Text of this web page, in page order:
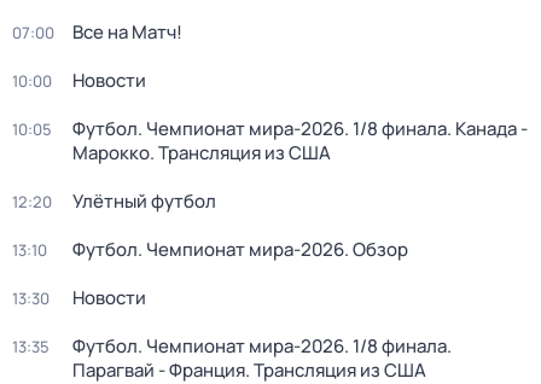
07:00 Все на Матч!
10:00 Новости
10:05
Футбол. Чемпионат мира-2026. 1/8 финала. Канада -
Марокко. Трансляция из США
12:20 Улётный футбол
13:10 Футбол. Чемпионат мира-2026. Обзор
13:30 Новости
13:35
Футбол. Чемпионат мира-2026. 1/8 финала.
Парагвай - Франция. Трансляция из США